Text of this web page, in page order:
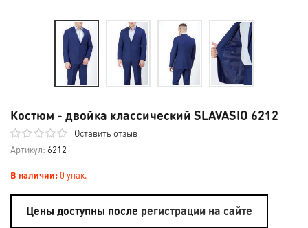
Костюм - двойка классический SLAVASIO 6212
Оставить отзыв
Артикул: 6212
В наличии:0 упак.
Цены доступны после регистрации на сайте